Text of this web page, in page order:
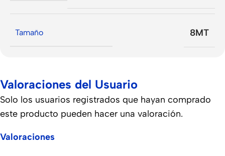
Tamaño 8MT
Valoraciones del Usuario
Valoraciones
Solo los usuarios registrados que hayan comprado
este producto pueden hacer una valoración.